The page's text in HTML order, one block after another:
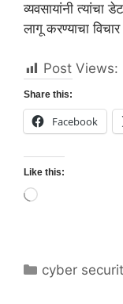
व्यवसायांनी त्यांचा
लागू करण्याचा
Post Views:
Share this:
Facebook
Like this:
Loading…
Categories
cyber